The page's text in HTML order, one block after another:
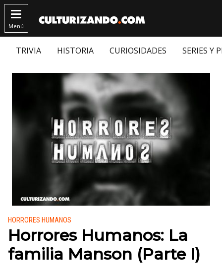

Menú
TRIVIA HISTORIA CURIOSIDADES SERIES Y
Publicado en:
HORRORES HUMANOS
Horrores Humanos: La
familia Manson (Parte I)